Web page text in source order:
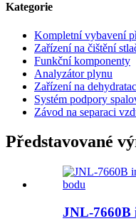
Kategorie
Kompletní vybavení
Zařízení na čištění
Funkční komponenty
Analyzátor plynu
Zařízení na
Systém podpory
Závod na separaci
Představované
JNL-7660B